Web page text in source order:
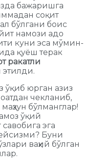
бажаришга
соқит
бўлгани боис
намози адо
куни эса мўмин-
қуёш терак
ракатли
этилди.
юрган азиз
чекланиб,
бўлманглар!
ўқий
эга
Буни
ваҳий бўлган